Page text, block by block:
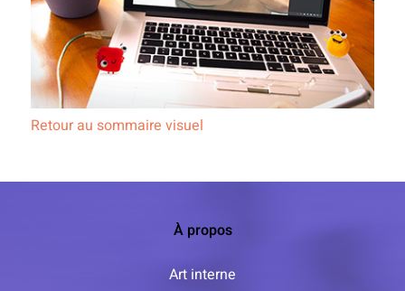
Retour au sommaire visuel
À propos
Art interne